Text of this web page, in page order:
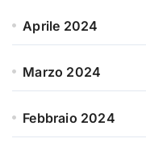
Aprile 2024
Marzo 2024
Febbraio 2024